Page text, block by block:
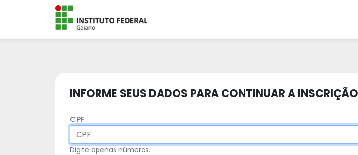
INFORME SEUS DADOS PARA CONTINUAR A INSCRIÇÃO
CPF
Digite apenas números.